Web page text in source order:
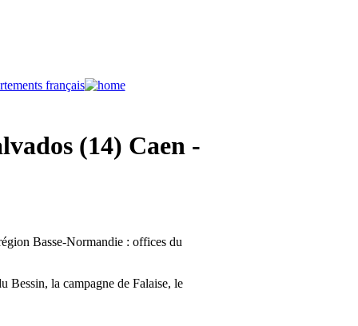
(14) Caen -
Basse-Normandie : offices du
Bessin, la campagne de Falaise, le